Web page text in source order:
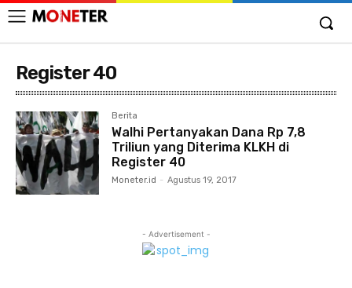
Register 40
Berita
Walhi Pertanyakan Dana Rp 7,8
Triliun yang Diterima KLKH di
Register 40
Moneter.id - Agustus 19, 2017
- Advertisement -